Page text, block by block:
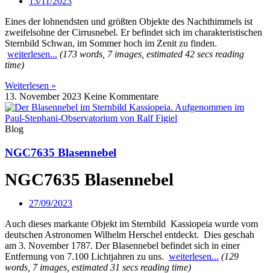
Eines der lohnendsten und größten Objekte des Nachthimmels ist
zweifelsohne der Cirrusnebel. Er befindet sich im charakteristischen
Sternbild Schwan, im Sommer hoch im Zenit zu finden.
weiterlesen... (173 words, 7 images, estimated 42 secs reading
time)
Weiterlesen »
13. November 2023 Keine Kommentare
Blog
NGC7635 Blasennebel
NGC7635 Blasennebel
27/09/2023
Auch dieses markante Objekt im Sternbild Kassiopeia wurde vom
deutschen Astronomen Wilhelm Herschel entdeckt. Dies geschah
am 3. November 1787. Der Blasennebel befindet sich in einer
Entfernung von 7.100 Lichtjahren zu uns. weiterlesen... (129
words, 7 images, estimated 31 secs reading time)